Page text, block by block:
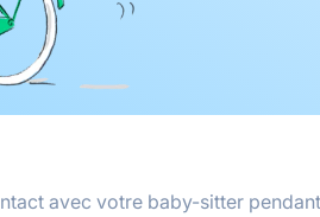
avec votre baby-sitter